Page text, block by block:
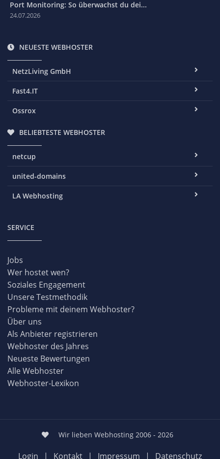
Port Monitoring: So überwachst du dei...
24.07.2026
NEUESTE WEBHOSTER
NetzLiving GmbH
Fast4.IT
Ossrox
BELIEBTESTE WEBHOSTER
netcup
united-domains
LA Webhosting
SERVICE
Jobs
Wer hostet wen?
Soziales Engagement
Unsere Testmethodik
Probleme mit deinem Webhoster?
Über uns
Als Anbieter registrieren
Webhoster des Jahres
Neueste Bewertungen
Alle Webhoster
Webhoster-Lexikon
Wir lieben Webhosting 2006 - 2026
Login | Kontakt | Impressum | Datenschutz